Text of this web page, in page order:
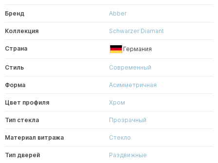
Бренд Abber
Коллекция Schwarzer Diamant
Страна Германия
Стиль Современный
Форма Асимметричная
Цвет профиля Хром
Тип стекла Прозрачный
Материал витража Стекло
Тип дверей Раздвижные